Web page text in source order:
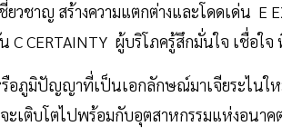
ยวชาญ สร้างความแตกต่างและโดดเด่น
CERTAINTY ผู้บริโภครู้สึกมั่นใจ เชื่อใ
รือภูมิปัญญาที่เป็นเอกลักษณ์มาเจียระไนใ
เติบโตไปพร้อมกับอุตสาหกรรมแห่งอนาค